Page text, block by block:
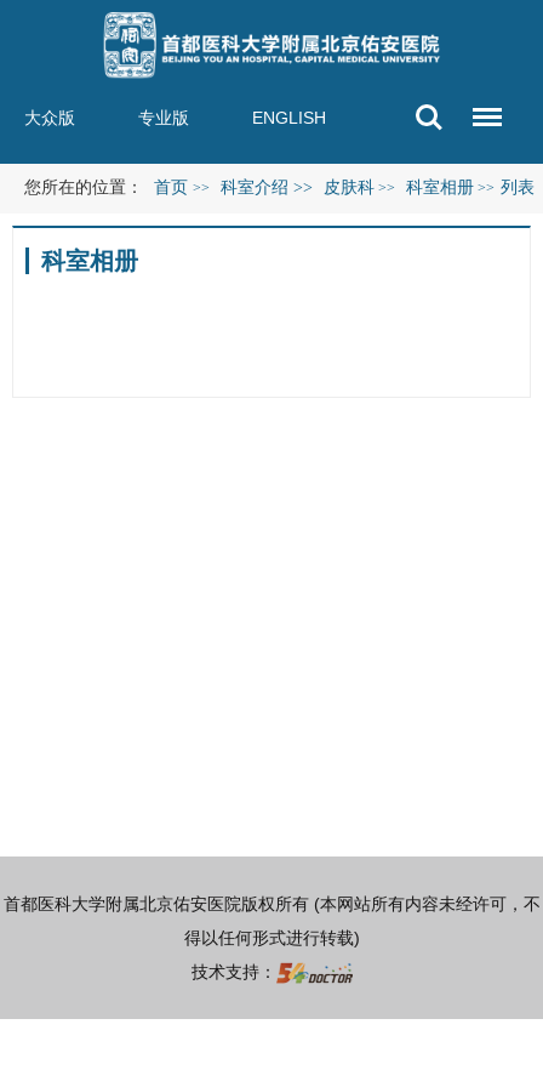
大众版 专业版 ENGLISH
您所在的位置： 首页 >> 科室介绍 >> 皮肤科 >> 科室相册 >> 列表
科室相册
首都医科大学附属北京佑安医院版权所有 (本网站所有内容未经许可，不
得以任何形式进行转载)
技术支持：